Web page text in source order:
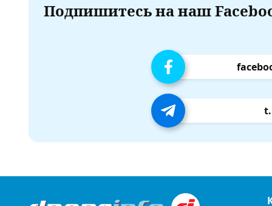
Подпишитесь на наш